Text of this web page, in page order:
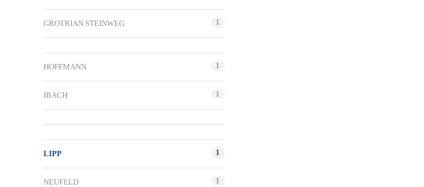
GROTRIAN STEINWEG 1
HOFFMANN 1
IBACH 1
LIPP 1
NEUFELD 1